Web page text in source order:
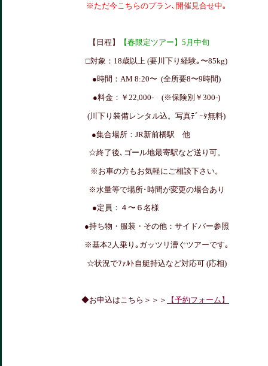
※ただ今こちらのプラン､開催見合せ中｡
【日程】 【春限定ツアー】5月中旬
□対象： 18歳以上 (要川下り経験｡〜85kg)
●時間：AM 8:20〜 (全所要8〜9時間)
●料金：￥22,000- (※保険別￥300-)
(川下り装備レンタル込。写真ﾃﾞｰﾀ無料)
●集合場所：JR新前橋駅 他
☆終了後､ゴール地最寄駅など送り可。
※お車の方もお気軽にご相談下さい。
※水量等で場所･時間が変更の場合あり
●定員：４〜６名様
●持ち物・服装・その他：サイドバー参照
※基本2人乗り｡ガッツリ漕ぐツアーです｡
☆状況でﾌｧﾙﾄ自艇持込など対応可 (応相)
◆お申込はこちら＞＞＞ 【予約フォーム】